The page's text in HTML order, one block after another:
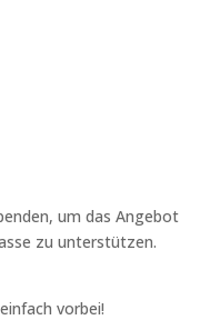
um das Angebot
zu unterstützen.
vorbei!